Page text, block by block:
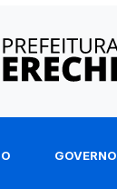
GOVERNO